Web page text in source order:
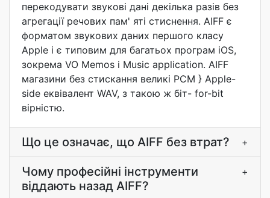
перекодувати звукові дані декілька разів без
агрегації речових пам' яті стиснення. AIFF є
форматом звукових даних першого класу
Apple і є типовим для багатьох програм iOS,
зокрема VO Memos і Music application. AIFF
магазини без стискання великі PCM } Apple-
side еквівалент WAV, з такою ж біт- for-bit
вірністю.
Що це означає, що AIFF без втрат? +
Чому професійні інструменти
віддають назад AIFF?
+